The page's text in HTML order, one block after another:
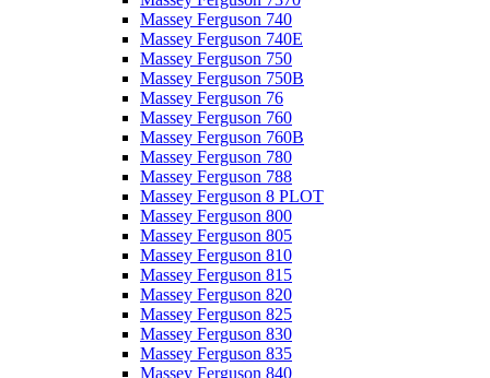
Massey Ferguson 740
Massey Ferguson 740E
Massey Ferguson 750
Massey Ferguson 750B
Massey Ferguson 76
Massey Ferguson 760
Massey Ferguson 760B
Massey Ferguson 780
Massey Ferguson 788
Massey Ferguson 8 PLOT
Massey Ferguson 800
Massey Ferguson 805
Massey Ferguson 810
Massey Ferguson 815
Massey Ferguson 820
Massey Ferguson 825
Massey Ferguson 830
Massey Ferguson 835
Massey Ferguson 840